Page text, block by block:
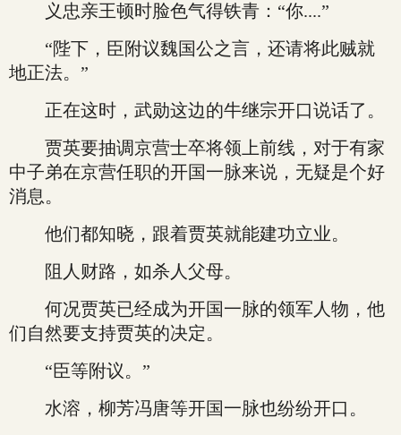
义忠亲王顿时脸色气得铁青：“你....”
“陛下，臣附议魏国公之言，还请将此贼就
地正法。”
正在这时，武勋这边的牛继宗开口说话了。
贾英要抽调京营士卒将领上前线，对于有家
中子弟在京营任职的开国一脉来说，无疑是个好
消息。
他们都知晓，跟着贾英就能建功立业。
阻人财路，如杀人父母。
何况贾英已经成为开国一脉的领军人物，他
们自然要支持贾英的决定。
“臣等附议。”
水溶，柳芳冯唐等开国一脉也纷纷开口。